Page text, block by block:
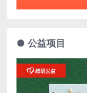
● 公益项目